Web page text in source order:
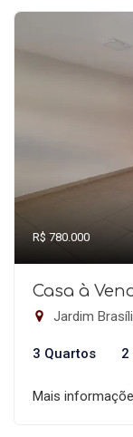
R$ 780.000
Casa à
Jardim
3 Quartos 2
Mais